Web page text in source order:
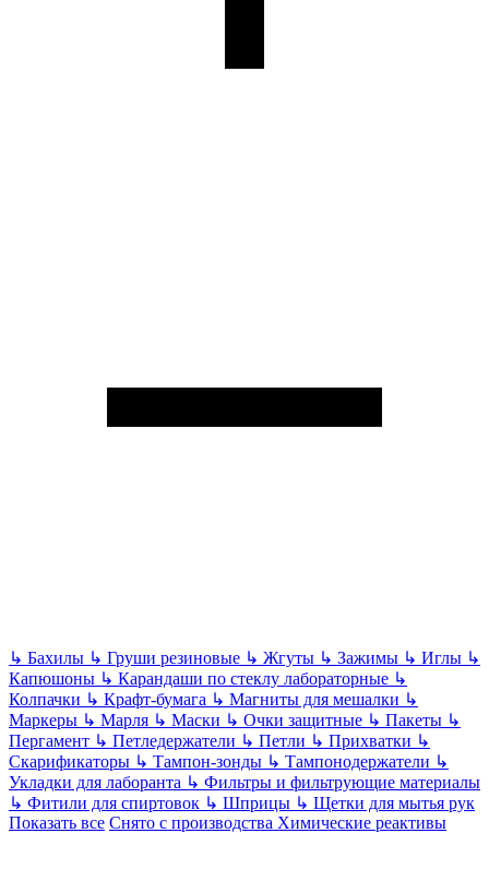
↳ Бахилы ↳ Груши резиновые ↳ Жгуты ↳ Зажимы ↳ Иглы ↳
Капюшоны ↳ Карандаши по стеклу лабораторные ↳
Колпачки ↳ Крафт-бумага ↳ Магниты для мешалки ↳
Маркеры ↳ Марля ↳ Маски ↳ Очки защитные ↳ Пакеты ↳
Пергамент ↳ Петледержатели ↳ Петли ↳ Прихватки ↳
Скарификаторы ↳ Тампон-зонды ↳ Тампонодержатели ↳
Укладки для лаборанта ↳ Фильтры и фильтрующие материалы
↳ Фитили для спиртовок ↳ Шприцы ↳ Щетки для мытья рук
Показать все Снято с производства Химические реактивы